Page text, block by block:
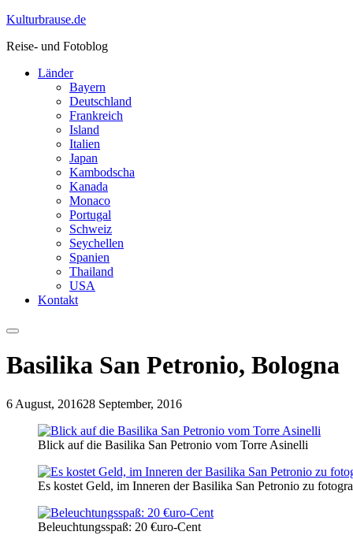
Skip
content
Kulturbrause.de
Reise- und Fotoblog
Länder
Bayern
Deutschland
Frankreich
Island
Italien
Japan
Kambodscha
Kanada
Monaco
Portugal
Schweiz
Seychellen
Spanien
Thailand
USA
Kontakt
Menu
Basilika San Petronio, Bologna
6 August, 201628 September, 2016
Blick auf die Basilika San Petronio vom Torre Asinelli
Es kostet Geld, im Inneren der Basilika San Petronio zu
Beleuchtungsspaß: 20 €uro-Cent